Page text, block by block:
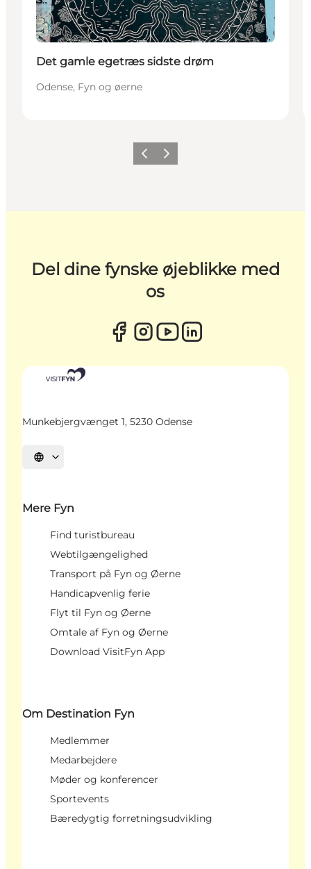
Det gamle egetræs sidste drøm
Odense, Fyn og øerne
ForrigeNæste
Del dine fynske øjeblikke med
os
Munkebjergvænget 1, 5230 Odense
Vælg sprog
Mere Fyn
Find turistbureau
Webtilgængelighed
Transport på Fyn og Øerne
Handicapvenlig ferie
Flyt til Fyn og Øerne
Omtale af Fyn og Øerne
Download VisitFyn App
Om Destination Fyn
Medlemmer
Medarbejdere
Møder og konferencer
Sportevents
Bæredygtig forretningsudvikling